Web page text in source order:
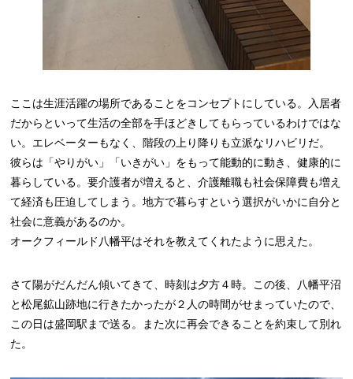
ここは生涯活躍の場所であることをコンセプトにしている。入居者
だからといって生活の全部を手ほどきしてもらっているわけではな
い。エレベーターもなく、階段の上り降りも立派なリハビリだ。
彼らは「やりがい」「いきがい」をもって能動的に動き、健康的に
暮らしている。要介護者が増えると、介護離職も社会保障費も増え
て経済も圧迫してしまう。地方で暮らすという選択がいかに自分と
社会に意義があるのか。
オークフィールド八幡平はそれを教えてくれたように思えた。
さて陽がだんだん傾いてきて、時刻は夕方４時。この後、八幡平沼
と松尾鉱山跡地に行きたかったが２人の時間がせまっていたので、
この日は盛岡駅まで送る。また次に再会できることを約束して別れ
た。